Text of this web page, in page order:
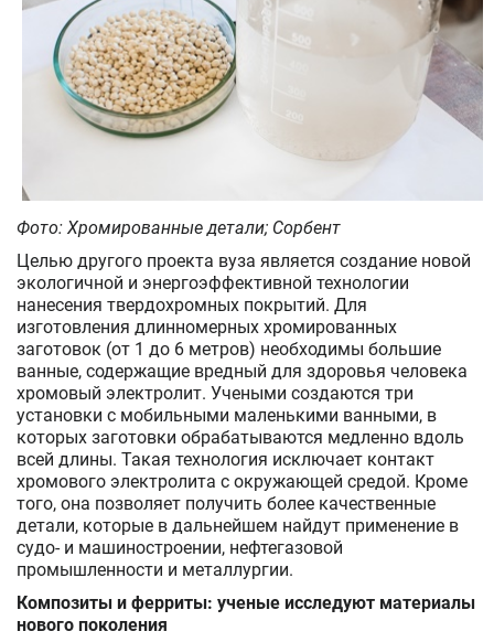
Фото: Хромированные детали; Сорбент
Целью другого проекта вуза является создание новой
экологичной и энергоэффективной технологии
нанесения твердохромных покрытий. Для
изготовления длинномерных хромированных
заготовок (от 1 до 6 метров) необходимы большие
ванные, содержащие вредный для здоровья человека
хромовый электролит. Учеными создаются три
установки с мобильными маленькими ванными, в
которых заготовки обрабатываются медленно вдоль
всей длины. Такая технология исключает контакт
хромового электролита с окружающей средой. Кроме
того, она позволяет получить более качественные
детали, которые в дальнейшем найдут применение в
судо- и машиностроении, нефтегазовой
промышленности и металлургии.
Композиты и ферриты: ученые исследуют материалы
нового поколения